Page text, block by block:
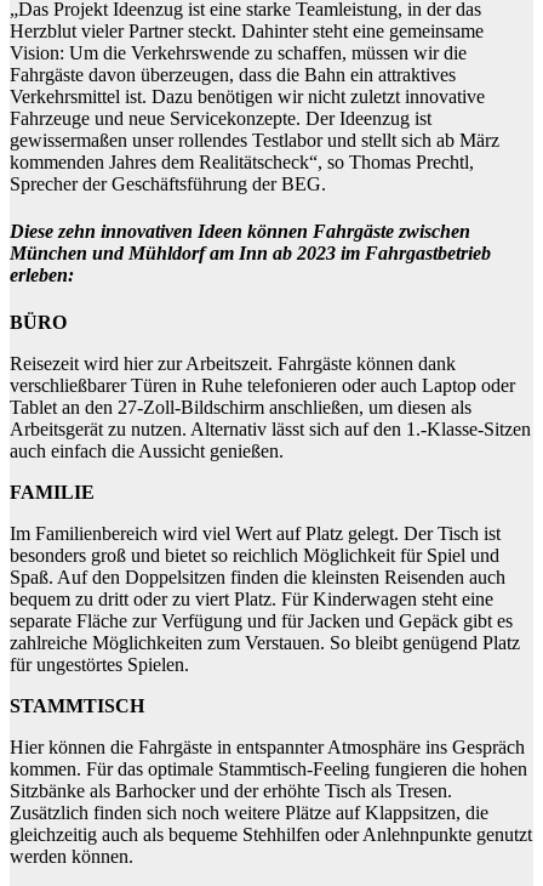
„Das Projekt Ideenzug ist eine starke Teamleistung, in der das
Herzblut vieler Partner steckt. Dahinter steht eine gemeinsame
Vision: Um die Verkehrswende zu schaffen, müssen wir die
Fahrgäste davon überzeugen, dass die Bahn ein attraktives
Verkehrsmittel ist. Dazu benötigen wir nicht zuletzt innovative
Fahrzeuge und neue Servicekonzepte. Der Ideenzug ist
gewissermaßen unser rollendes Testlabor und stellt sich ab März
kommenden Jahres dem Realitätscheck“, so Thomas Prechtl,
Sprecher der Geschäftsführung der BEG.
Diese zehn innovativen Ideen können Fahrgäste zwischen
München und Mühldorf am Inn ab 2023 im Fahrgastbetrieb
erleben:
BÜRO
Reisezeit wird hier zur Arbeitszeit. Fahrgäste können dank
verschließbarer Türen in Ruhe telefonieren oder auch Laptop oder
Tablet an den 27-Zoll-Bildschirm anschließen, um diesen als
Arbeitsgerät zu nutzen. Alternativ lässt sich auf den 1.-Klasse-Sitzen
auch einfach die Aussicht genießen.
FAMILIE
Im Familienbereich wird viel Wert auf Platz gelegt. Der Tisch ist
besonders groß und bietet so reichlich Möglichkeit für Spiel und
Spaß. Auf den Doppelsitzen finden die kleinsten Reisenden auch
bequem zu dritt oder zu viert Platz. Für Kinderwagen steht eine
separate Fläche zur Verfügung und für Jacken und Gepäck gibt es
zahlreiche Möglichkeiten zum Verstauen. So bleibt genügend Platz
für ungestörtes Spielen.
STAMMTISCH
Hier können die Fahrgäste in entspannter Atmosphäre ins Gespräch
kommen. Für das optimale Stammtisch-Feeling fungieren die hohen
Sitzbänke als Barhocker und der erhöhte Tisch als Tresen.
Zusätzlich finden sich noch weitere Plätze auf Klappsitzen, die
gleichzeitig auch als bequeme Stehhilfen oder Anlehnpunkte genutzt
werden können.